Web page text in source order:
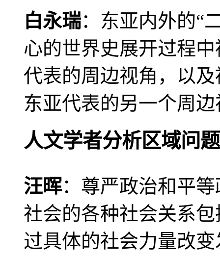
白永瑞：东亚内外的“
心的世界史展开过程
代表的周边视角，以
东亚代表的另一个周
人文学者分析区域问题
汪晖：尊严政治和平
社会的各种社会关系
过具体的社会力量改